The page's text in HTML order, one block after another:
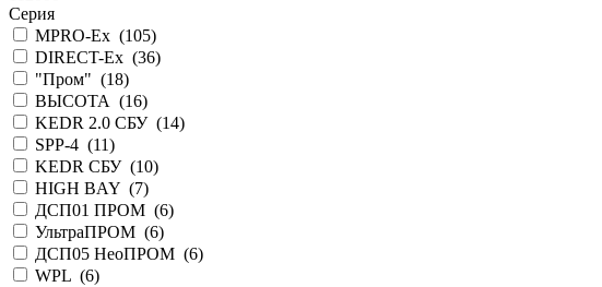
Серия
MPRO-Ex (105)
DIRECT-Ex (36)
"Пром" (18)
ВЫСОТА (16)
KEDR 2.0 СБУ (14)
SPP-4 (11)
KEDR СБУ (10)
HIGH BAY (7)
ДСП01 ПРОМ (6)
УльтраПРОМ (6)
ДСП05 НеоПРОМ (6)
WPL (6)